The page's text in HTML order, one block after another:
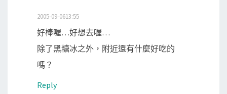
2005-09-0613:55
好棒喔…好想去喔…
除了黑糖冰之外，附近還有什麼好吃的
嗎？
Reply